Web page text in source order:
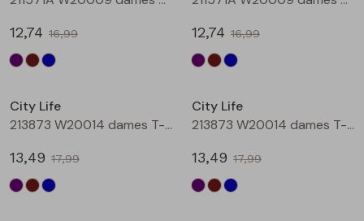
12,74 16,99
12,74 16,99
City Life
213873 W20014 dames T-shirt km Aubergine
13,49 17,99
City Life
213873 W20014 dames T-shirt km Bruin
13,49 17,99